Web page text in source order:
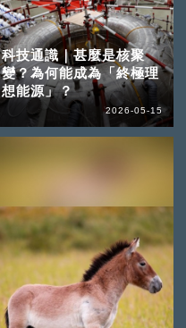
科技通識｜甚麼是核聚
變？為何能成為「終極理
想能源」？
2026-05-15